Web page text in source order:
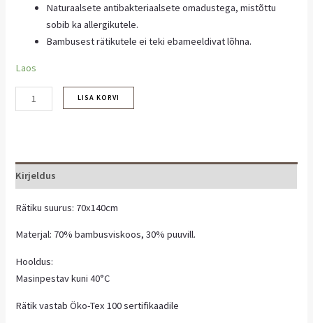
Naturaalsete antibakteriaalsete omadustega, mistõttu
sobib ka allergikutele.
Bambusest rätikutele ei teki ebameeldivat lõhna.
Laos
LISA KORVI
Kirjeldus
Rätiku suurus: 70x140cm
Materjal: 70% bambusviskoos, 30% puuvill.
Hooldus:
Masinpestav kuni 40°C
Rätik vastab Öko-Tex 100 sertifikaadile